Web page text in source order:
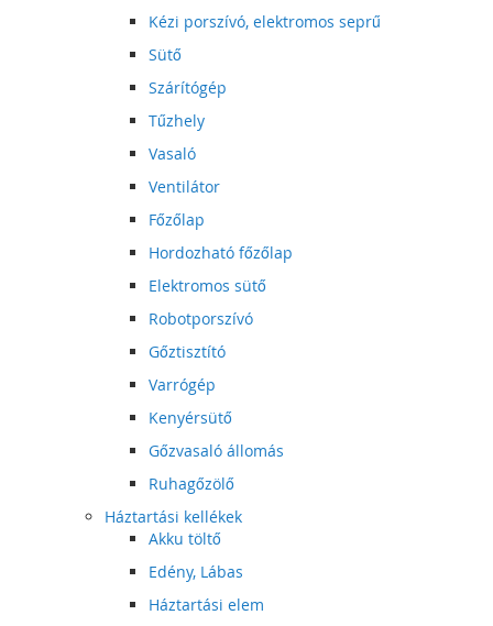
Kézi porszívó, elektromos seprű
Sütő
Szárítógép
Tűzhely
Vasaló
Ventilátor
Főzőlap
Hordozható főzőlap
Elektromos sütő
Robotporszívó
Gőztisztító
Varrógép
Kenyérsütő
Gőzvasaló állomás
Ruhagőzölő
Háztartási kellékek
Akku töltő
Edény, Lábas
Háztartási elem